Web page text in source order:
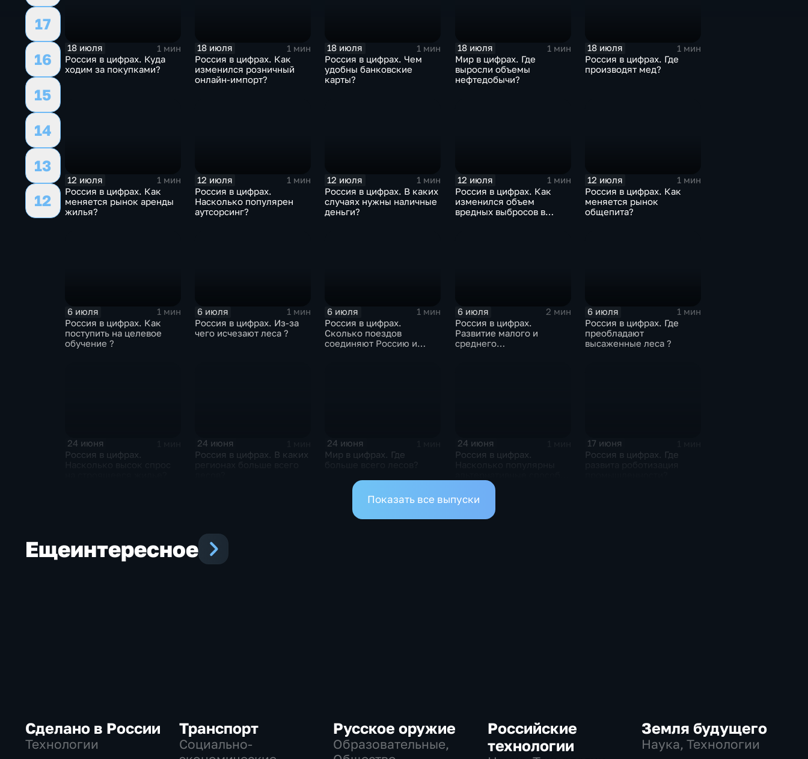
17
16
15
14
13
12
18 июля
1 мин
Россия в цифрах. Куда
ходим за покупками?
18 июля
1 мин
Россия в цифрах. Как
изменился розничный
онлайн-импорт?
18 июля
1 мин
Россия в цифрах. Чем
удобны банковские
карты?
18 июля
1 мин
Мир в цифрах. Где
выросли объемы
нефтедобычи?
18 июля
1 мин
Россия в цифрах. Где
производят мед?
12 июля
1 мин
Россия в цифрах. Как
меняется рынок аренды
жилья?
12 июля
1 мин
Россия в цифрах.
Насколько популярен
аутсорсинг?
12 июля
1 мин
Россия в цифрах. В каких
случаях нужны наличные
деньги?
12 июля
1 мин
Россия в цифрах. Как
изменился объем
вредных выбросов в
12 июля
1 мин
Россия в цифрах. Как
меняется рынок
общепита?
6 июля
1 мин
Россия в цифрах. Как
поступить на целевое
обучение ?
6 июля
1 мин
Россия в цифрах. Из-за
чего исчезают леса ?
6 июля
1 мин
Россия в цифрах.
Сколько поездов
соединяют Россию и
6 июля
2 мин
Россия в цифрах.
Развитие малого и
среднего
6 июля
1 мин
Россия в цифрах. Где
преобладают
высаженные леса ?
24 июня
Россия в цифрах.
24 июня
Россия в цифрах. В каких
24 июня
Мир в цифрах. Где
24 июня
Россия в цифрах.
оплаты?
17 июня
Россия в цифрах. Где
Показать все выпуски
Ещеинтересное
Сделано в России
Технологии
Транспорт
Социально-
Русское оружие
Образовательные,
Российские
технологии
Земля будущего
Наука, Технологии